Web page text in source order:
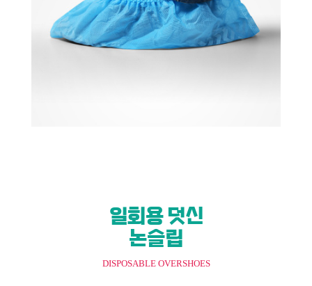
일회용 덧신
논슬립
DISPOSABLE OVERSHOES